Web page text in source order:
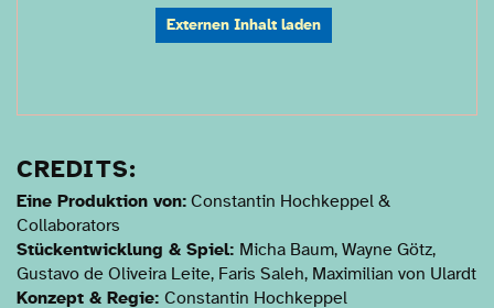
Externen Inhalt laden
CREDITS:
Eine Produktion von: Constantin Hochkeppel &
Collaborators
Stückentwicklung & Spiel: Micha Baum, Wayne Götz,
Gustavo de Oliveira Leite, Faris Saleh, Maximilian von Ulardt
Konzept & Regie: Constantin Hochkeppel